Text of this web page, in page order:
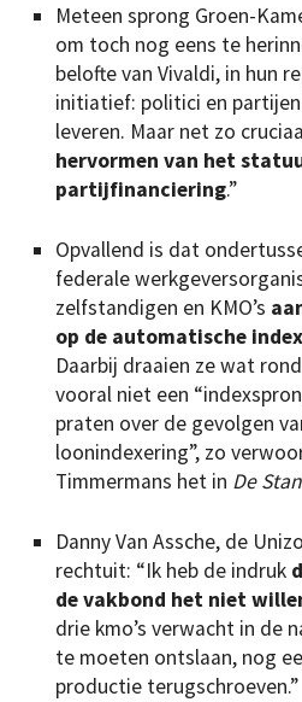
Meteen sprong Groen-
om toch nog eens te
belofte van Vivaldi, in hun
initiatief: politici en
leveren. Maar net zo
hervormen van het
partijfinanciering.”
Opvallend is dat
federale
zelfstandigen en KMO’s
op de automatische
Daarbij draaien ze wat
vooral niet een
praten over de gevolgen
loonindexering”, zo
Timmermans het in De
Danny Van Assche, de
rechtuit: “Ik heb de indruk
de vakbond het niet
drie kmo’s verwacht in de
te moeten ontslaan, nog
productie terugschroeven.”